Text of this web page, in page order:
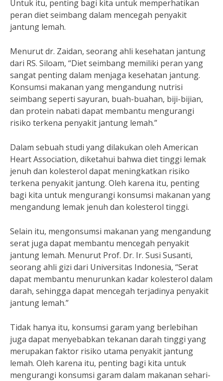
Untuk itu, penting bagi kita untuk memperhatikan
peran diet seimbang dalam mencegah penyakit
jantung lemah.
Menurut dr. Zaidan, seorang ahli kesehatan jantung
dari RS. Siloam, “Diet seimbang memiliki peran yang
sangat penting dalam menjaga kesehatan jantung.
Konsumsi makanan yang mengandung nutrisi
seimbang seperti sayuran, buah-buahan, biji-bijian,
dan protein nabati dapat membantu mengurangi
risiko terkena penyakit jantung lemah.”
Dalam sebuah studi yang dilakukan oleh American
Heart Association, diketahui bahwa diet tinggi lemak
jenuh dan kolesterol dapat meningkatkan risiko
terkena penyakit jantung. Oleh karena itu, penting
bagi kita untuk mengurangi konsumsi makanan yang
mengandung lemak jenuh dan kolesterol tinggi.
Selain itu, mengonsumsi makanan yang mengandung
serat juga dapat membantu mencegah penyakit
jantung lemah. Menurut Prof. Dr. Ir. Susi Susanti,
seorang ahli gizi dari Universitas Indonesia, “Serat
dapat membantu menurunkan kadar kolesterol dalam
darah, sehingga dapat mencegah terjadinya penyakit
jantung lemah.”
Tidak hanya itu, konsumsi garam yang berlebihan
juga dapat menyebabkan tekanan darah tinggi yang
merupakan faktor risiko utama penyakit jantung
lemah. Oleh karena itu, penting bagi kita untuk
mengurangi konsumsi garam dalam makanan sehari-